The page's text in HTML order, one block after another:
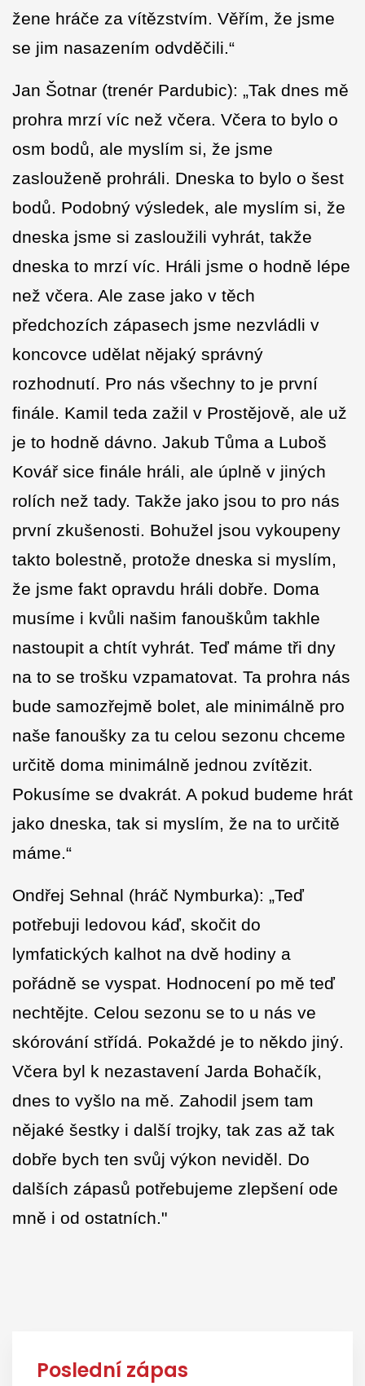
žene hráče za vítězstvím. Věřím, že jsme
se jim nasazením odvděčili.“
Jan Šotnar (trenér Pardubic): „Tak dnes mě
prohra mrzí víc než včera. Včera to bylo o
osm bodů, ale myslím si, že jsme
zaslouženě prohráli. Dneska to bylo o šest
bodů. Podobný výsledek, ale myslím si, že
dneska jsme si zasloužili vyhrát, takže
dneska to mrzí víc. Hráli jsme o hodně lépe
než včera. Ale zase jako v těch
předchozích zápasech jsme nezvládli v
koncovce udělat nějaký správný
rozhodnutí. Pro nás všechny to je první
finále. Kamil teda zažil v Prostějově, ale už
je to hodně dávno. Jakub Tůma a Luboš
Kovář sice finále hráli, ale úplně v jiných
rolích než tady. Takže jako jsou to pro nás
první zkušenosti. Bohužel jsou vykoupeny
takto bolestně, protože dneska si myslím,
že jsme fakt opravdu hráli dobře. Doma
musíme i kvůli našim fanouškům takhle
nastoupit a chtít vyhrát. Teď máme tři dny
na to se trošku vzpamatovat. Ta prohra nás
bude samozřejmě bolet, ale minimálně pro
naše fanoušky za tu celou sezonu chceme
určitě doma minimálně jednou zvítězit.
Pokusíme se dvakrát. A pokud budeme hrát
jako dneska, tak si myslím, že na to určitě
máme.“
Ondřej Sehnal (hráč Nymburka): „Teď
potřebuji ledovou káď, skočit do
lymfatických kalhot na dvě hodiny a
pořádně se vyspat. Hodnocení po mě teď
nechtějte. Celou sezonu se to u nás ve
skórování střídá. Pokaždé je to někdo jiný.
Včera byl k nezastavení Jarda Bohačík,
dnes to vyšlo na mě. Zahodil jsem tam
nějaké šestky i další trojky, tak zas až tak
dobře bych ten svůj výkon neviděl. Do
dalších zápasů potřebujeme zlepšení ode
mně i od ostatních."
Poslední zápas